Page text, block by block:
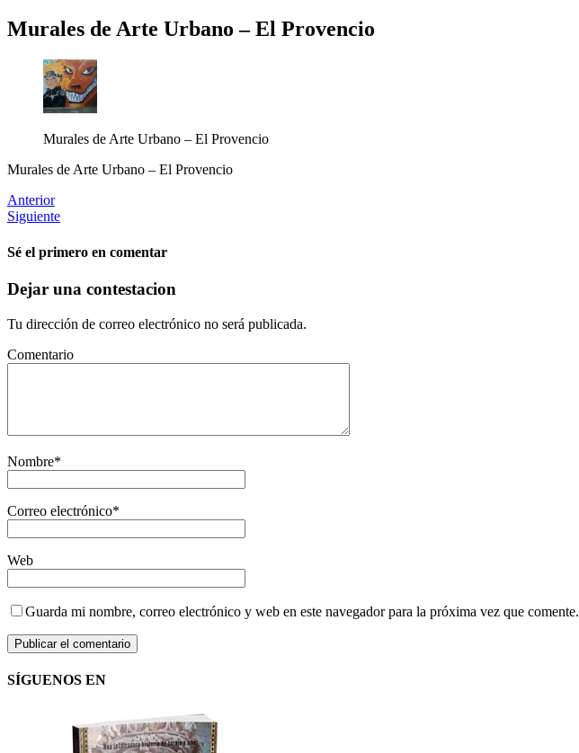
Murales de Arte Urbano – El Provencio
Murales de Arte Urbano – El Provencio
Murales de Arte Urbano – El Provencio
Anterior
Siguiente
Sé el primero en comentar
Dejar una contestacion
Tu dirección de correo electrónico no será publicada.
Comentario
Nombre*
Correo electrónico*
Web
Guarda mi nombre, correo electrónico y web en este navegador para la próxima vez que comente.
SÍGUENOS EN